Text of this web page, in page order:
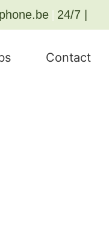
24/7
Contact